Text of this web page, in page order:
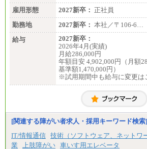
雇用形態
2027新卒： 正社員
勤務地
2027新卒： 本社／〒106-6…
給与
2027新卒：
2026年4月(実績)
月給286,000円
年額目安 4,902,000円（月額
基準額1,470,000円）
※試用期間中も給与に変更は
[関連する障がい者求人・採用キーワード検索]
IT/情報通信 技術（ソフトウェア、ネットワ
業
上肢障がい 車いす用エレベータ